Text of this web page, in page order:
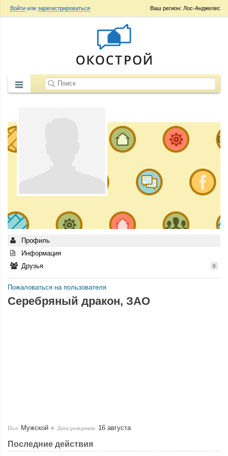
Ваш регион: Лос-Анджелес
Войти или зарегистрироваться
Профиль
Информация
Друзья
0
Пожаловаться на пользователя
Серебряный дракон, ЗАО
Пол: Мужской Дата рождения: 16 августа
Последние действия